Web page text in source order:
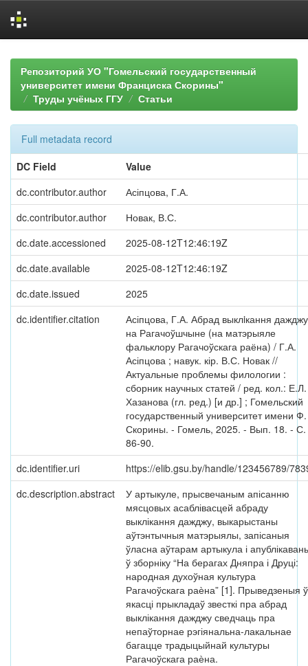
navigationРепозиторий УО "Гомельский государственный
университет имени Франциска Скорины"
Труды учёных ГГУ
Статьи
Full metadata record
DC Field
Value
dc.contributor.author
Асіпцова, Г.А.
dc.contributor.author
Новак, В.С.
dc.date.accessioned
2025-08-12T12:46:19Z
dc.date.available
2025-08-12T12:46:19Z
dc.date.issued
2025
dc.identifier.citation
Асіпцова, Г.А. Абрад выклiкання дажджу
на Рагачоўшчыне (на матэрыяле
фальклору Рагачоўскага раёна) / Г.А.
Асіпцова ; навук. кір. В.С. Новак //
Актуальные проблемы филологии :
сборник научных статей / ред. кол.: Е.Л.
Хазанова (гл. ред.) [и др.] ; Гомельский
государственный университет имени Ф.
Скорины. - Гомель, 2025. - Вып. 18. - С.
86-90.
dc.identifier.uri
https://elib.gsu.by/handle/123456789/
dc.description.abstract
У артыкуле, прысвечаным апісанню
мясцовых асаблівасцей абраду
выклікання дажджу, выкарыстаны
аўтэнтычныя матэрыялы, запісаныя
ўласна аўтарам артыкула і
ў зборніку “На берагах Дняпра і Друці:
народная духоўная культура
Рагачоўскага раѐна” [1]. Прыведзеныя ў
якасці прыкладаў звесткі пра абрад
выклікання дажджу сведчаць пра
непаўторнае рэгіянальна-лакальнае
багацце традыцыйнай культуры
Рагачоўскага раѐна.